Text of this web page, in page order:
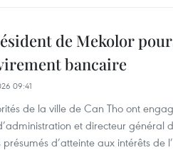
de Mekolor
bancaire
09:41
de la ville de Can Tho ont
et directeur général
présumés d’atteinte aux intérêts de